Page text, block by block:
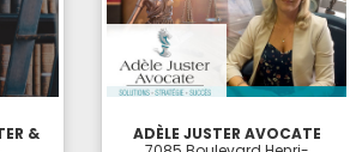
&
ADÈLE JUSTER AVOCATE